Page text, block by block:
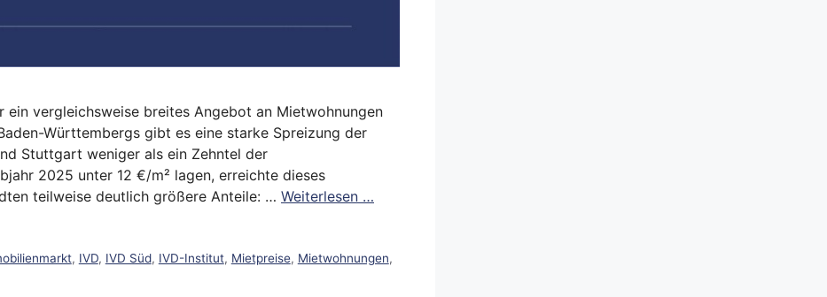
ein vergleichsweise breites Angebot an Mietwohnungen
Württembergs gibt es eine starke Spreizung der
Stuttgart weniger als ein Zehntel der
2025 unter 12 €/m² lagen, erreichte dieses
teilweise deutlich größere Anteile: … Weiterlesen …
, IVD, IVD Süd, IVD-Institut, Mietpreise, Mietwohnungen,